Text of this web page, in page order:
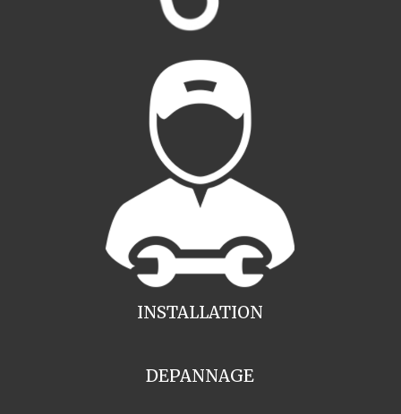
INSTALLATION
DEPANNAGE